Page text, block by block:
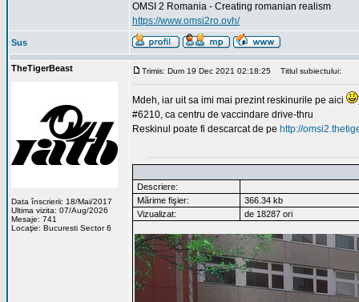
OMSI 2 Romania - Creating romanian realism
https://www.omsi2ro.ovh/
Sus
TheTigerBeast
Data înscrierii: 18/Mai/2017
Ultima vizita: 07/Aug/2026
Mesaje: 741
Locaţie: Bucuresti Sector 6
Trimis: Dum 19 Dec 2021 02:18:25 Titlul subiectului:
Mdeh, iar uit sa imi mai prezint reskinurile pe aici
#6210, ca centru de vaccindare drive-thru
Reskinul poate fi descarcat de pe http://
Descriere:
Mărime fişier:
366.34 kb
Vizualizat:
de 18287 ori